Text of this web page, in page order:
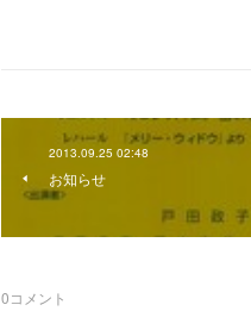
2013.09.25 02:48
お知らせ
0コメント